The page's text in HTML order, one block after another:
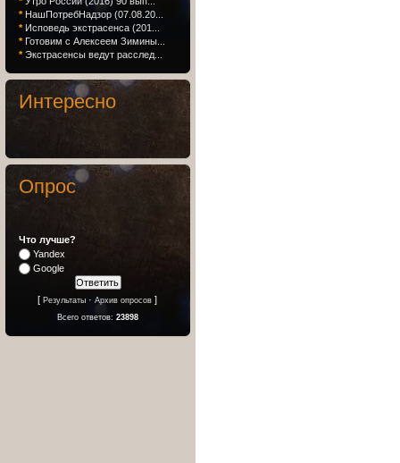
* НашПотребНадзор (07.08.20...
* Исповедь экстрасенса (201...
* Готовим с Алексеем Зимины...
* Экстрасенсы ведут расслед...
Интересно
Опрос
Что лучше?
Yandex
Google
[Результаты ·Архив опросов ]
Всего ответов: 23898